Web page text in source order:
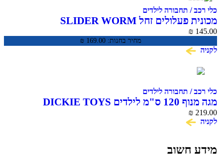
כלי רכב / תחבורה לילדים
מכונית פעלולים זחל SLIDER WORM
מחיר בחנות: ₪ 169.00
₪ 145.00
לקניה
כלי רכב / תחבורה לילדים
מגה מנוף 120 ס"מ לילדים DICKIE TOYS
₪ 219.00
לקניה
מידע חשוב